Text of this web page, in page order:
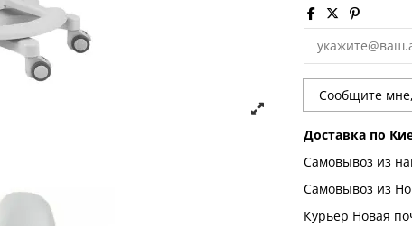
Доставка по
Самовывоз из
Самовывоз из
Курьер Новая